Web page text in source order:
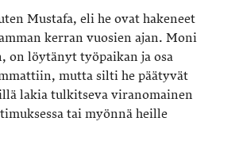
Mustafa, eli he ovat hakeneet
kerran vuosien ajan. Moni
on löytänyt työpaikan ja osa
mutta silti he päätyvät
lakia tulkitseva viranomainen
tai myönnä heille